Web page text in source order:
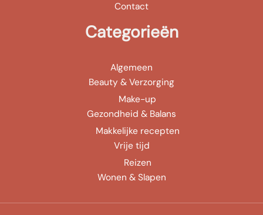
Contact
Categorieën
Algemeen
Beauty & Verzorging
Make-up
Gezondheid & Balans
Makkelijke recepten
Vrije tijd
Reizen
Wonen & Slapen